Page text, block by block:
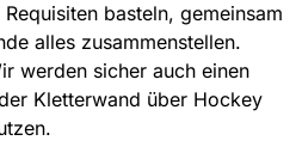
basteln, gemeinsam
alles zusammenstellen.
werden sicher auch einen
Kletterwand über Hockey